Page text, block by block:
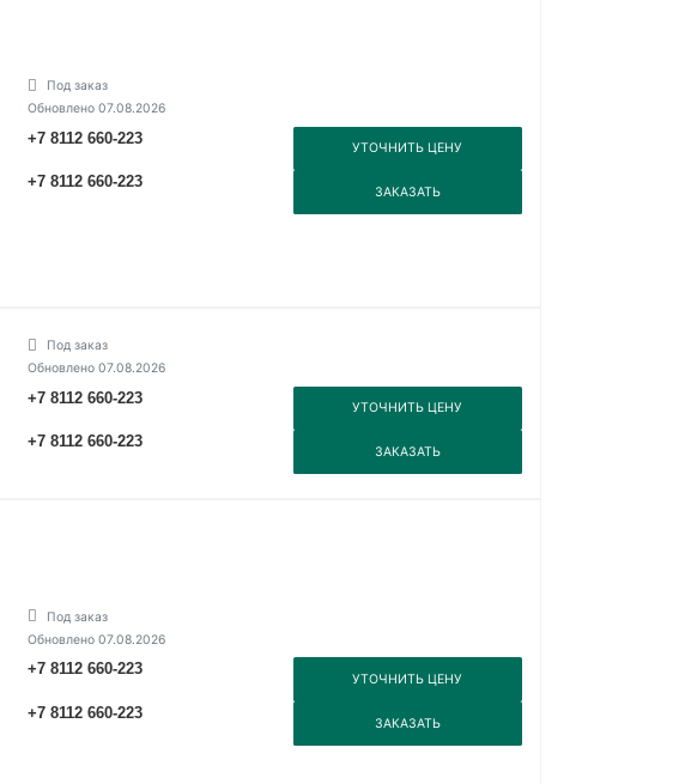
Под заказ
Обновлено 07.08.2026
+7 8112 660-223
УТОЧНИТЬ ЦЕНУ
+7 8112 660-223
ЗАКАЗАТЬ
Под заказ
Обновлено 07.08.2026
+7 8112 660-223
УТОЧНИТЬ ЦЕНУ
+7 8112 660-223
ЗАКАЗАТЬ
Под заказ
Обновлено 07.08.2026
+7 8112 660-223
УТОЧНИТЬ ЦЕНУ
+7 8112 660-223
ЗАКАЗАТЬ